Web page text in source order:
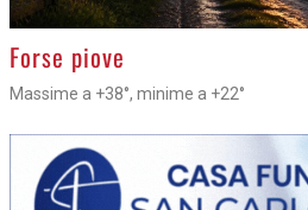
>
Forse piove
Massime a +38°, minime a +22°